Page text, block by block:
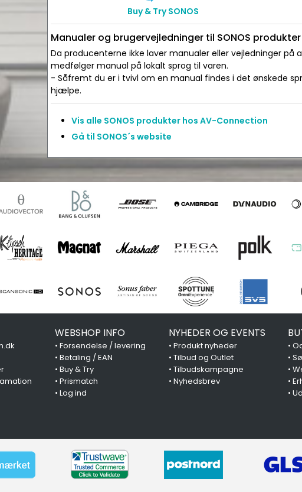
Buy & Try SONOS
Manualer og brugervejledninger til SONOS produkter
Da producenterne ikke laver manualer eller vejledninger på
medfølger manual på lokalt sprog til varen.
- Såfremt du er i tvivl om en manual findes i det ønskede
hjælpe.
Vis alle SONOS produkter hos AV-Connection
Gå til SONOS´s website
WEBSHOP INFO
• Forsendelse / levering
• Betaling / EAN
• Buy & Try
• Prismatch
• Log ind
NYHEDER OG EVENTS
• Produkt nyheder
• Tilbud og Outlet
• Tilbudskampagne
• Nyhedsbrev
•
•
•
•
•